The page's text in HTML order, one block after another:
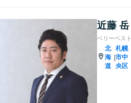
近藤 岳
ベリーベス
北
海
道
|
札幌
市中
央区